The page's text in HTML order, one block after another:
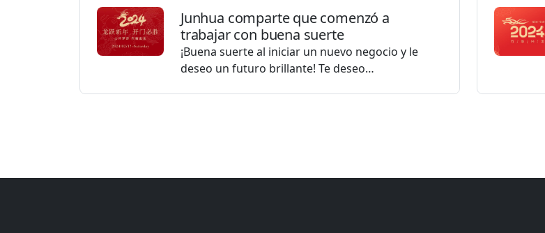
Junhua comparte que comenzó a
trabajar con buena suerte
¡Buena suerte al iniciar un nuevo negocio y le
deseo un futuro brillante! Te deseo…